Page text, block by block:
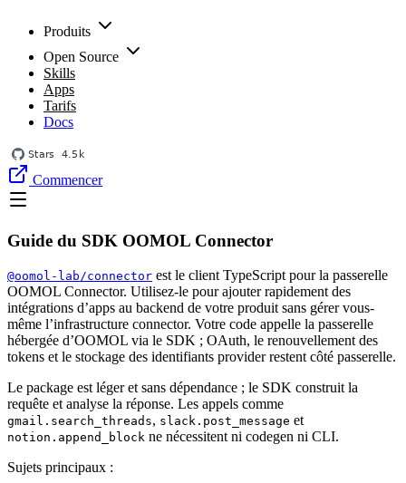
Produits
Open Source
Skills
Apps
Tarifs
Docs
Commencer
Guide du SDK OOMOL Connector
@oomol-lab/connector est le client TypeScript pour la passerelle
OOMOL Connector. Utilisez-le pour ajouter rapidement des
intégrations d’apps au backend de votre produit sans gérer vous-
même l’infrastructure connector. Votre code appelle la passerelle
hébergée d’OOMOL via le SDK ; OAuth, le renouvellement des
tokens et le stockage des identifiants provider restent côté passerelle.
Le package est léger et sans dépendance ; le SDK construit la
requête et analyse la réponse. Les appels comme
gmail.search_threads, slack.post_message et
notion.append_block ne nécessitent ni codegen ni CLI.
Sujets principaux :